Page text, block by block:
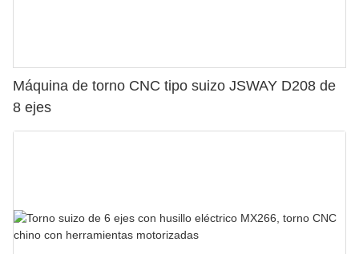
Máquina de torno CNC tipo suizo JSWAY D208 de
8 ejes